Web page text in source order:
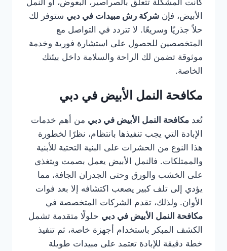
الأبيض، فإن شركة رش مبيدات في دبي ستوفر لك
حلاً جذريًا وسريعًا. لا تتردد في التواصل مع
المتخصصين للحصول على استشارة فورية وخدمة
موثوقة تضمن لك الراحة والسلامة داخل بيئتك
الخاصة.
مكافحة النمل الأبيض في دبي
تُعد مكافحة النمل الأبيض في دبي من أهم خدمات
الإبادة التي يجب تنفيذها بانتظام، نظرًا لخطورة
هذا النوع من الحشرات على البنية التحتية للأبنية
والممتلكات. فالنمل الأبيض يعمل بصمت ويتغذى
على الخشب والورق وحتى الجدران الجافة، مما
يؤدي إلى تلف كبير يصعب اكتشافه إلا بعد فوات
الأوان. ولذلك، تقدم الشركات المتخصصة في
مكافحة النمل الأبيض في دبي حلولًا متقدمة تشمل
الكشف المبكر باستخدام أجهزة خاصة، ثم تنفيذ
خطة دقيقة للإبادة تعتمد على مبيدات طويلة